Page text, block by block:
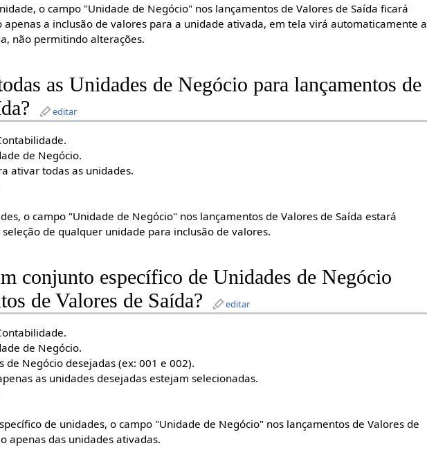
o campo "Unidade de Negócio" nos lançamentos de Valores de Saída ficará
a inclusão de valores para a unidade ativada, em tela virá automaticamente a
não permitindo alterações.
as Unidades de Negócio para lançamentos de
editar
de Negócio.
ativar todas as unidades.
o campo "Unidade de Negócio" nos lançamentos de Valores de Saída estará
de qualquer unidade para inclusão de valores.
conjunto específico de Unidades de Negócio
de Valores de Saída?
editar
de Negócio.
de Negócio desejadas (ex: 001 e 002).
as unidades desejadas estejam selecionadas.
de unidades, o campo "Unidade de Negócio" nos lançamentos de Valores de
apenas das unidades ativadas.